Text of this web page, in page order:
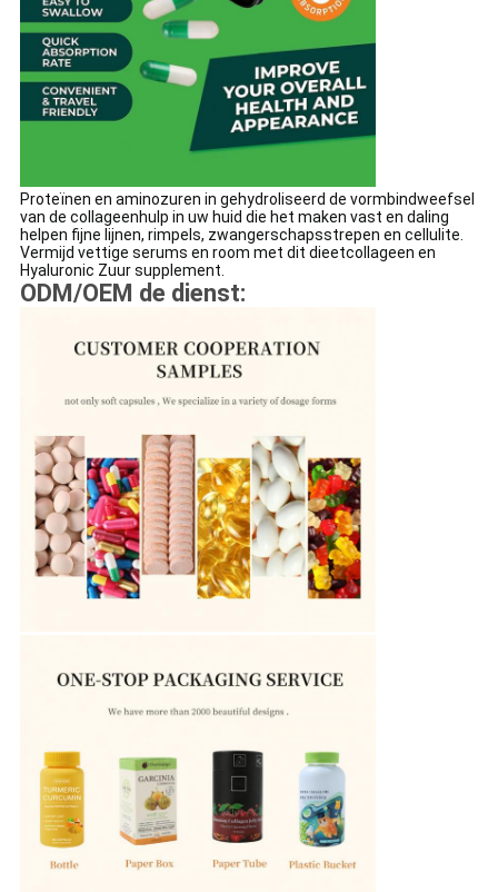
Proteïnen en aminozuren in gehydroliseerd de vormbindweefsel
van de collageenhulp in uw huid die het maken vast en daling
helpen fijne lijnen, rimpels, zwangerschapsstrepen en cellulite.
Vermijd vettige serums en room met dit dieetcollageen en
Hyaluronic Zuur supplement.
ODM/OEM de dienst: